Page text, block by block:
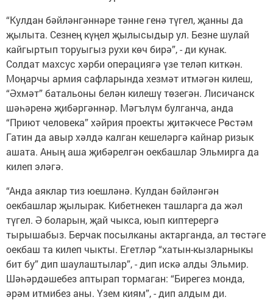
“Кулдан бәйләнгәннәре тәнне генә түгел, җанны да
җылыта. Сезнең күңел җылысыдыр ул. Безне шулай
кайгыртып торуыгыз рухи көч бирә”, - ди кунак.
Солдат махсус хәрби операциягә үзе теләп киткән.
Моңарчы армия сафларында хезмәт итмәгән килеш,
“Әхмәт” батальоны белән килешү төзегән. Лисичанск
шәһәренә җибәргәннәр. Мәгълүм булганча, анда
“Приют человека” хәйрия проекты җитәкчесе Рөстәм
Гатин да авыр хәлдә калган кешеләргә кайнар ризык
ашата. Аның аша җибәрелгән оекбашлар Эльмирга да
килеп эләгә.
“Анда аяклар тиз юешләнә. Кулдан бәйләнгән
оекбашлар җылырак. Кибетнекен ташларга да жәл
түгел. Ә боларын, җай чыкса, юып киптерергә
тырышабыз. Берчак посылканы актарганда, ал төстәге
оекбаш та килеп чыкты. Егетләр “хатын-кызларныкы
бит бу” дип шаулаштылар”, - дип искә алды Эльмир.
Шәһәрдәшебез аптырап тормаган: “Бирегез монда,
әрәм итмибез аны. Үзем киям”, - дип алдым ди.